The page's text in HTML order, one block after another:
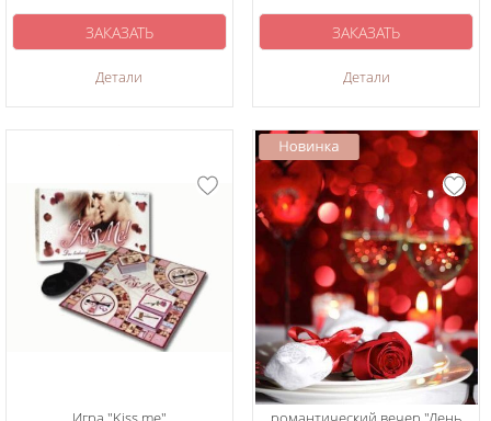
Детали
ЗАКАЗАТЬ
Детали
ЗАКАЗАТЬ